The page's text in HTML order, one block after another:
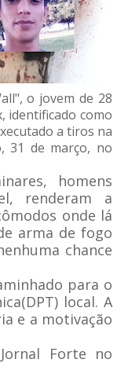
o jovem de 28
identificado como
a tiros na
31 de março, no
homens
renderam a
onde lá
arma de fogo
chance
para o
local. A
e a motivação
Forte no